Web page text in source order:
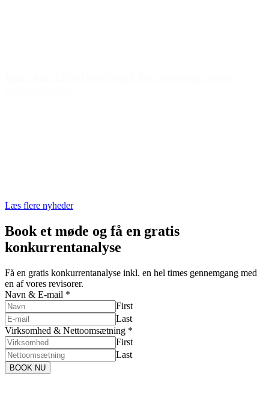
Læs flere nyheder
Book et møde og få en gratis
konkurrentanalyse
Få en gratis konkurrentanalyse inkl. en hel times gennemgang med
en af vores revisorer.
Navn & E-mail *
First
Last
Virksomhed & Nettoomsætning *
First
Last
BOOK NU